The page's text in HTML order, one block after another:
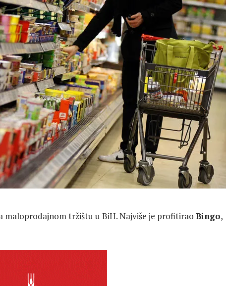
tržištu u BiH. Najviše je profitirao Bingo,